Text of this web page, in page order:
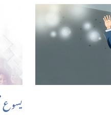
یسوع